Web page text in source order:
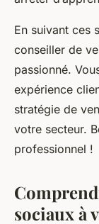
En suivant ces
conseiller de
passionné.
expérience
stratégie de
votre secteur.
professionnel !
sociaux à